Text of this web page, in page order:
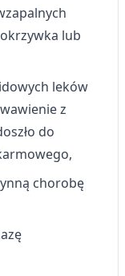
lub
leków
z
do
chorobę
lub
do